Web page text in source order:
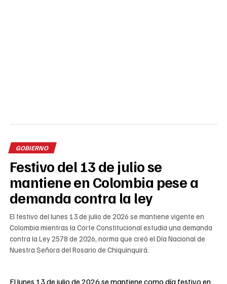
GOBIERNO
Festivo del 13 de julio se
mantiene en Colombia pese a
demanda contra la ley
El festivo del lunes 13 de julio de 2026 se mantiene vigente en
Colombia mientras la Corte Constitucional estudia una demanda
contra la Ley 2578 de 2026, norma que creó el Día Nacional de
Nuestra Señora del Rosario de Chiquinquirá.
El lunes 13 de julio de 2026 se mantiene como día festivo en